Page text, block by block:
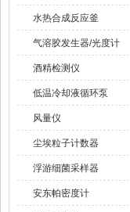
水热合成反应釜
气溶胶发生器/光度计
酒精检测仪
低温冷却液循环泵
风量仪
尘埃粒子计数器
浮游细菌采样器
安东帕密度计